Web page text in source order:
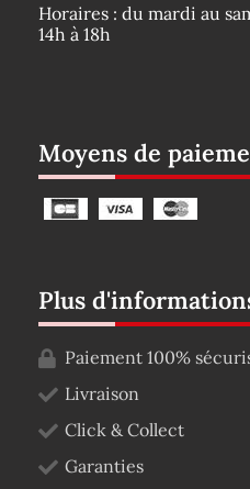
Horaires : du mardi au
14h à 18h
Moyens de
Plus
Paiement 100%
Livraison
Click & Collect
Garanties